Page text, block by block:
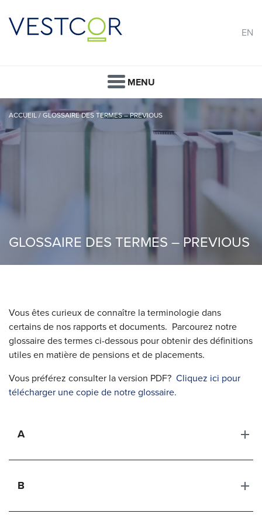
EN
MENU
ACCUEIL / GLOSSAIRE DES TERMES – PREVIOUS
GLOSSAIRE DES TERMES – PREVIOUS
Vous êtes curieux de connaître la terminologie dans
certains de nos rapports et documents. Parcourez notre
glossaire des termes ci-dessous pour obtenir des définitions
utiles en matière de pensions et de placements.
Vous préférez consulter la version PDF? Cliquez ici pour
télécharger une copie de notre glossaire.
A
B